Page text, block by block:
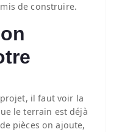
de construire.
il faut voir la
le terrain est déjà
pièces on ajoute,